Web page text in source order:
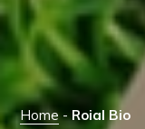
Home-Roial Bio